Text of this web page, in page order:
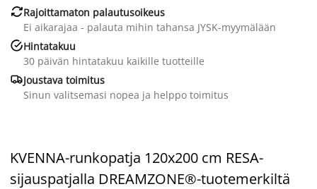
Rajoittamaton palautusoikeus
Ei aikarajaa - palauta mihin tahansa JYSK-myymälään
Hintatakuu
30 päivän hintatakuu kaikille tuotteille
Joustava toimitus
Sinun valitsemasi nopea ja helppo toimitus
KVENNA-runkopatja 120x200 cm RESA-
sijauspatjalla DREAMZONE®-tuotemerkiltä